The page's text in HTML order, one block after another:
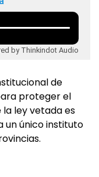
by Thinkindot Audio
de
proteger el
ley vetada es
un único instituto